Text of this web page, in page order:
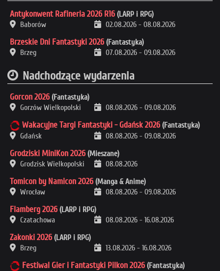
Antykonwent Rafineria 2026 R16 (LARP i RPG)
Baborów
02.08.2026 - 08.08.2026
Brzeskie Dni Fantastyki 2026 (Fantastyka)
Brzeg
07.08.2026 - 09.08.2026
Nadchodzące wydarzenia
Gorcon 2026 (Fantastyka)
Gorzów Wielkopolski
08.08.2026 - 09.08.2026
Wakacyjne Targi Fantastyki - Gdańsk 2026 (Fantastyka)
Gdańsk
08.08.2026 - 09.08.2026
Grodziski MiniKon 2026 (Mieszane)
Grodzisk Wielkopolski
08.08.2026
Tomicon by Namicon 2026 (Manga & Anime)
Wrocław
08.08.2026 - 09.08.2026
Flamberg 2026 (LARP i RPG)
Czatachowa
08.08.2026 - 16.08.2026
Zakonki 2026 (LARP i RPG)
Brzeg
13.08.2026 - 16.08.2026
Festiwal Gier i Fantastyki Pilkon 2026 (Fantastyka)